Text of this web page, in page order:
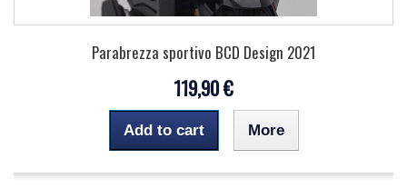
Parabrezza sportivo BCD Design 2021
119,90 €
Add to cart More